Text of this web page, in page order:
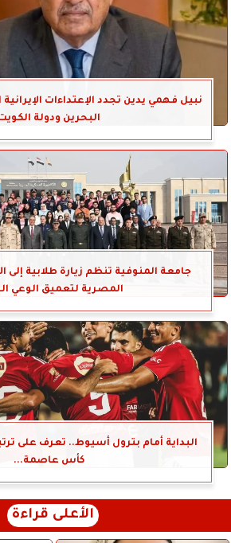
نبيل فهمي يدين تجدد الإعتداءات
البحرين ودولة
جامعة المنوفية تنظم زيارة طلابية إلى
المصرية لتعميق الوعي
البداية أمام بترول أسيوط.. تعرف على
كأس عاصمة...
الأعلى قراءة